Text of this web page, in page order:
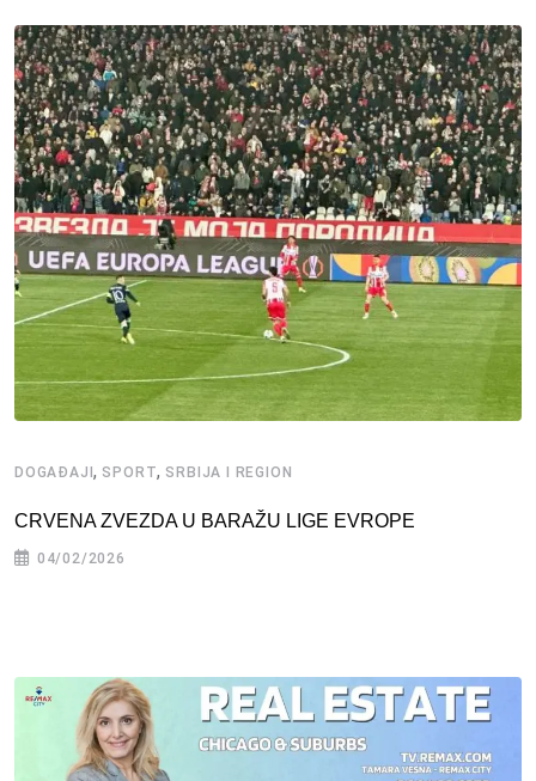
DOGAĐAJI, SPORT, SRBIJA I REGION
CRVENA ZVEZDA U BARAŽU LIGE EVROPE
04/02/2026